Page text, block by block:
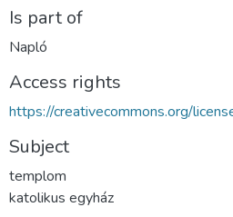
Is part of
Napló
Access rights
https://creativecommons.org/
Subject
templom
katolikus egyház